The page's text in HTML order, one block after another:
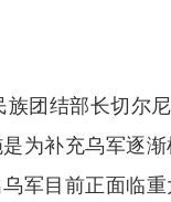
团结部长切尔
为补充乌军逐
军目前正面临重